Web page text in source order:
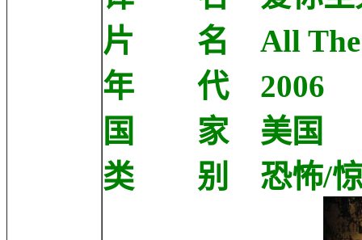
片 名 All The
年 代 2006
国 家 美国
类 别 恐怖/惊